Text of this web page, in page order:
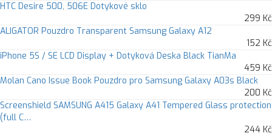
HTC Desire 500, 506E Dotykové sklo
299 Kč
ALIGATOR Pouzdro Transparent Samsung Galaxy A12
152 Kč
iPhone 5S / SE LCD Display + Dotyková Deska Black TianMa
459 Kč
Molan Cano Issue Book Pouzdro pro Samsung Galaxy A03s Black
200 Kč
Screenshield SAMSUNG A415 Galaxy A41 Tempered Glass protection
(full C…
244 Kč